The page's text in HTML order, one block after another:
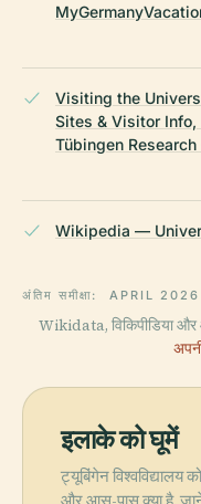
Visiting the
Sites & Visitor
Tübingen Research
Wikipedia —
अंतिम समीक्षा: APRIL 2026
Wikidata, विकिपीडिया और
इलाके को घूमें
ट्यूबिंगेन विश्वविद्यालय